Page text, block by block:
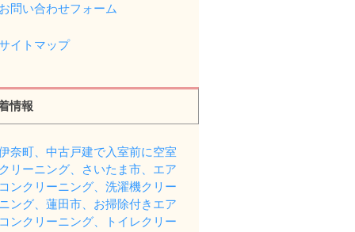
問い合わせフォーム
イトマップ
情報
奈町、中古戸建で入室前に空室
リーニング、さいたま市、エア
ンクリーニング、洗濯機クリー
ング、蓮田市、お掃除付きエア
ンクリーニング、トイレクリー